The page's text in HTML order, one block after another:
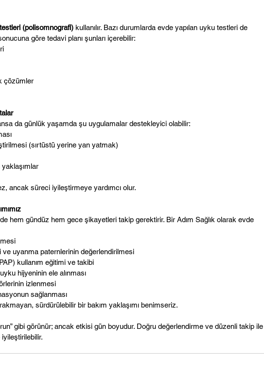
(polisomnografi) kullanılır. Bazı durumlarda evde yapılan uyku testleri de
göre tedavi planı şunları içerebilir:
çözümler
da günlük yaşamda şu uygulamalar destekleyici olabilir:
(sırtüstü yerine yan yatmak)
yaklaşımlar
ancak süreci iyileştirmeye yardımcı olur.
hem gündüz hem gece şikayetleri takip gerektirir. Bir Adım Sağlık olarak evde
uyanma paternlerinin değerlendirilmesi
kullanım eğitimi ve takibi
hijyeninin ele alınması
izlenmesi
sağlanması
sürdürülebilir bir bakım yaklaşımı benimseriz.
gibi görünür; ancak etkisi gün boyudur. Doğru değerlendirme ve düzenli takip ile